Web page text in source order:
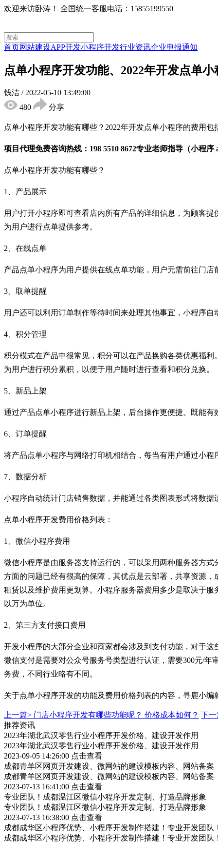
欢迎来访卧涛！ 全国统一客服电话：15855199550
首页网站建设APP开发小程序开发行业资讯企业申报通知
点单小程序开发功能、2022年开发点单
钱洁 / 2022-05-10 13:49:00
480
分享
点单小程序开发功能有哪些？2022年开发点单小程序的费用
项目代理免费咨询热线：198 5510 8672专业老师指导（小程
点单小程序开发功能有哪些？
1、产品展示
用户打开小程序即可查看店内所有产品的详细信息，为顾客
为用户进行点单提供参考。
2、在线点单
产品点单小程序为用户提供在线点单功能，用户无需前往门
3、取单提醒
用户还可以利用订单制作等待时间来处理其他事宜，小程序
4、积分管理
积分模式在产品中很常见，积分可以在产品换购各类优惠福
为用户进行积分累积，以便于用户随时进行查看和积分兑换。
5、新品上架
通过产品点单小程序进行新品上架，后台操作更便捷。既能
6、订单提醒
将产品点单小程序与网络打印机相结合，每当有用户通过小
7、数据分析
小程序自动统计门店销售数据，并能通过各类图表形式将数
点单小程序开发费用价格列表：
1、微信小程序费用
微信小程序是由服务器支持运行的，可以采用两种服务器方
方面的问题已经有很高的保障，其优点是云部署，共享资源
租赁以及维护费用更划算。小程序服务器费用多少是取决于
以万为单位。
2、第三方支付接口费用
开发小程序的大部分企业和商家都会涉及到支付功能，对于
微信支付是需要对公众号服务号类型进行认证，需要300元/
务费，不同行业略有不同。
关于点单小程序开发的功能及费用价格列表的内容，寻鹿
上一篇> 门店小程序开发有哪些功能呢？ 价格成本如何？ 下一
推荐资讯
2023年湖北武汉零售行业小程序开发价格、建设开发作用
2023年湖北武汉零售行业小程序开发价格、建设开发作用
2023-09-05 14:26:00 点击查看
成都青羊区网页开发建设、微网站的建设模板内容、网站备案
成都青羊区网页开发建设、微网站的建设模板内容、网站备案
2023-07-13 16:41:00 点击查看
专业团队！成都温江区微信小程序开发定制、打造品牌形象
专业团队！成都温江区微信小程序开发定制、打造品牌形象
2023-07-13 16:38:00 点击查看
成都成华区小程序优势、小程序开发制作搭建！专业开发团队
成都成华区小程序优势、小程序开发制作搭建！专业开发团队